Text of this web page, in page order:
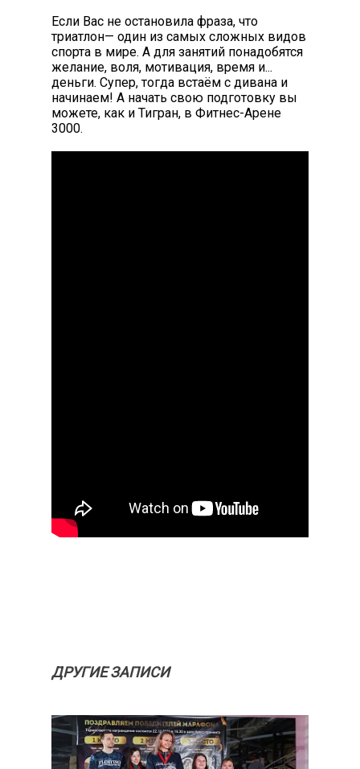
Если Вас не остановила фраза, что
триатлон— один из самых сложных видов
спорта в мире. А для занятий понадобятся
желание, воля, мотивация, время и...
деньги. Супер, тогда встаём с дивана и
начинаем! А начать свою подготовку вы
можете, как и Тигран, в Фитнес-Арене
3000.
ДРУГИЕ ЗАПИСИ